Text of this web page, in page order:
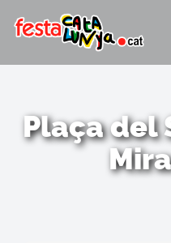
Plaça del